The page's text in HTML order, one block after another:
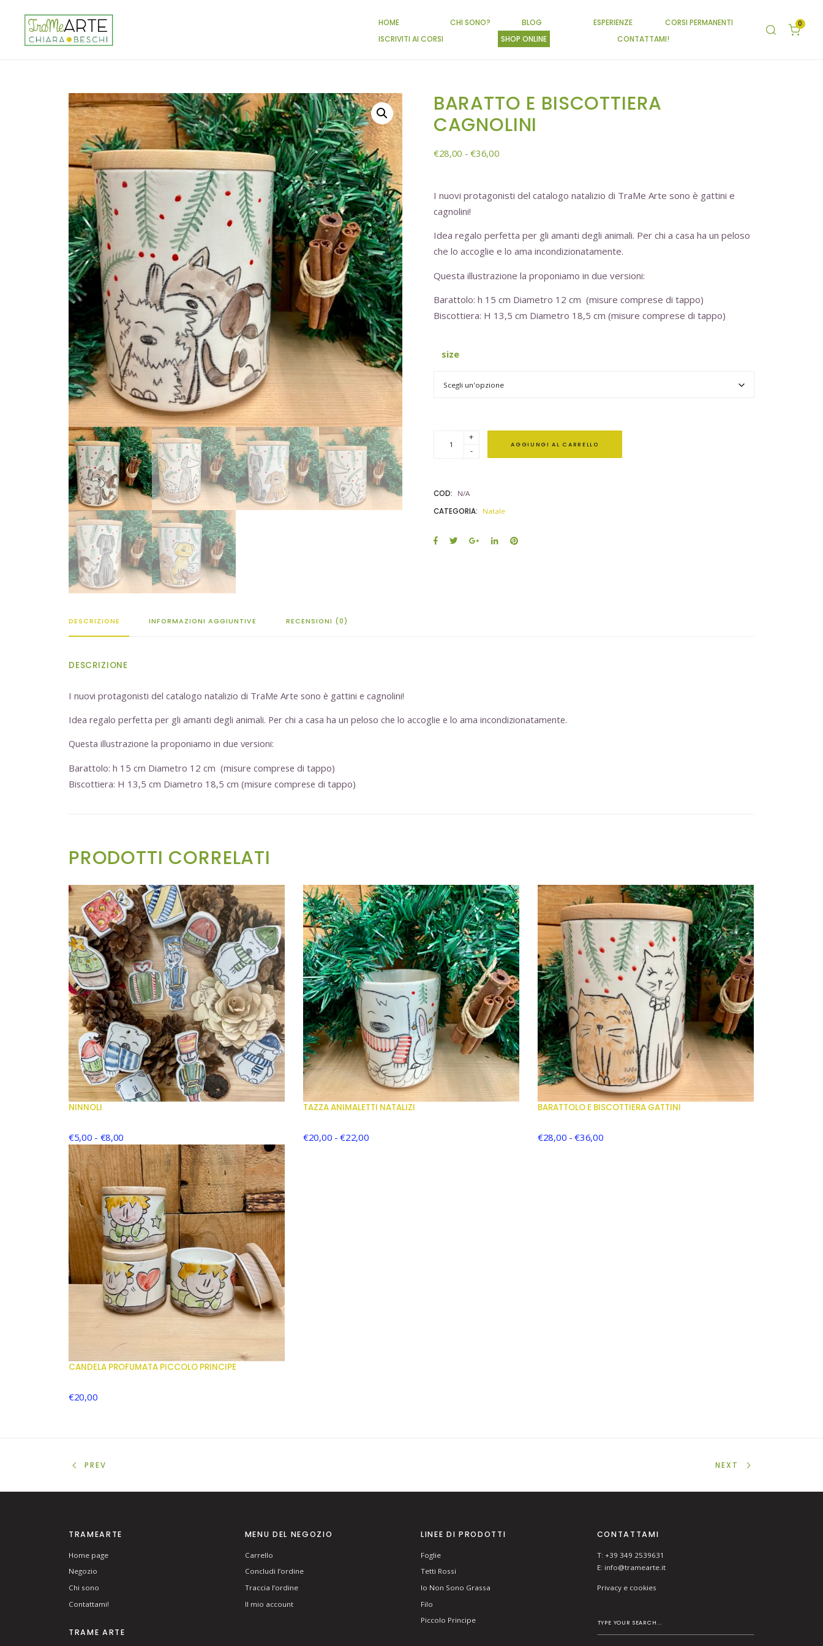
HOME CHI SONO? BLOG ESPERIENZE
CORSI PERMANENTI
ISCRIVITI AI CORSI
SHOP ONLINE CONTATTAMI!
0
BARATTO E BISCOTTIERA
CAGNOLINI
€28,00 - €36,00
I nuovi protagonisti del catalogo natalizio di TraMe Arte sono è gattini e
cagnolini!
Idea regalo perfetta per gli amanti degli animali. Per chi a casa ha un peloso
che lo accoglie e lo ama incondizionatamente.
Questa illustrazione la proponiamo in due versioni:
Barattolo: h 15 cm Diametro 12 cm (misure comprese di tappo)
Biscottiera: H 13,5 cm Diametro 18,5 cm (misure comprese di tappo)
size
+
-
AGGIUNGI AL CARRELLO
COD: N/A
CATEGORIA: Natale
DESCRIZIONE INFORMAZIONI AGGIUNTIVE RECENSIONI (0)
DESCRIZIONE
I nuovi protagonisti del catalogo natalizio di TraMe Arte sono è gattini e cagnolini!
Idea regalo perfetta per gli amanti degli animali. Per chi a casa ha un peloso che lo accoglie e lo ama incondizionatamente.
Questa illustrazione la proponiamo in due versioni:
Barattolo: h 15 cm Diametro 12 cm (misure comprese di tappo)
Biscottiera: H 13,5 cm Diametro 18,5 cm (misure comprese di tappo)
PRODOTTI CORRELATI
NINNOLI
€5,00 - €8,00
TAZZA ANIMALETTI NATALIZI
€20,00 - €22,00
BARATTOLO E BISCOTTIERA GATTINI
€28,00 - €36,00
CANDELA PROFUMATA PICCOLO PRINCIPE
€20,00
PREV NEXT
TRAMEARTE
Home page
Negozio
Chi sono
Contattami!
TRAME ARTE
MENU DEL NEGOZIO
Carrello
Concludi l’ordine
Traccia l’ordine
Il mio account
LINEE DI PRODOTTI
Foglie
Tetti Rossi
Io Non Sono Grassa
Filo
Piccolo Principe
CONTATTAMI
T: +39 349 2539631
E: info@tramearte.it
Privacy e cookies